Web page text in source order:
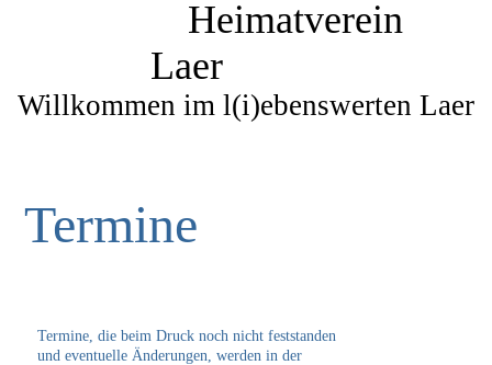
Heimatverein
Laer
Willkommen im l(i)ebenswerten Laer
Termine
Termine, die beim Druck noch nicht feststanden
und eventuelle Änderungen, werden in der